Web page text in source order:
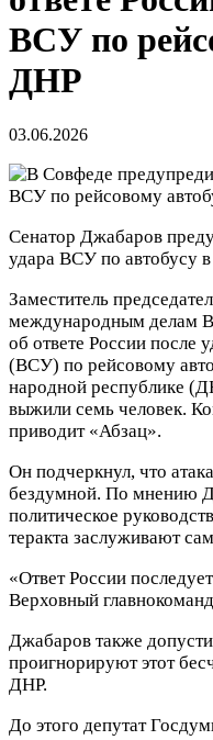
ВСУ по
ДНР
03.06.2026
Сенатор Джабаров
удара ВСУ по автобусу
Заместитель
международным делам
об ответе России
(ВСУ) по рейсовому
народной республике
выжили семь человек.
приводит «Абзац».
Он подчеркнул, что
бездумной. По мнению
политическое
теракта заслуживают
«Ответ России
Верховный
Джабаров также
проигнорируют этот
ДНР.
До этого депутат